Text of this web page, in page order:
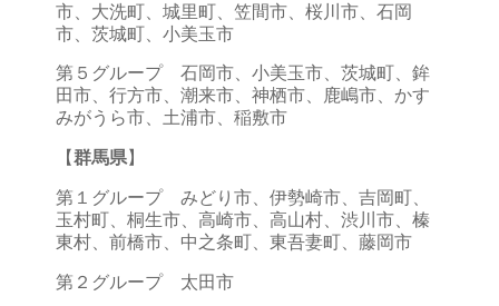
市、大洗町、城里町、笠間市、桜川市、石岡
市、茨城町、小美玉市
第５グループ 石岡市、小美玉市、茨城町、鉾
田市、行方市、潮来市、神栖市、鹿嶋市、かす
みがうら市、土浦市、稲敷市
【群馬県】
第１グループ みどり市、伊勢崎市、吉岡町、
玉村町、桐生市、高崎市、高山村、渋川市、榛
東村、前橋市、中之条町、東吾妻町、藤岡市
第２グループ 太田市